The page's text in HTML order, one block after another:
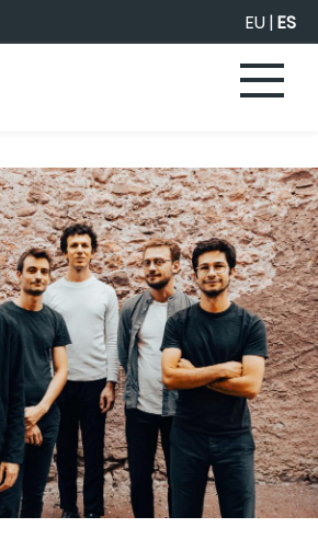
EU|ES